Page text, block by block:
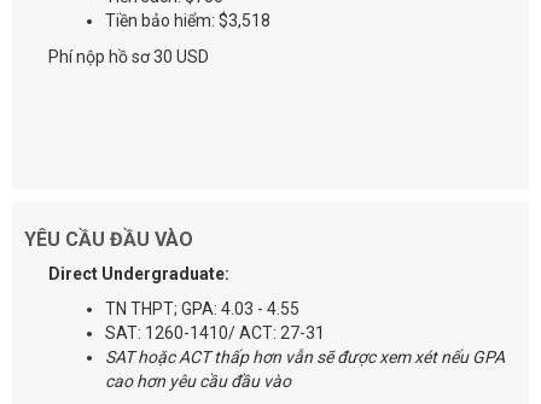
Tiền bảo hiểm: $3,518
Phí nộp hồ sơ 30 USD
YÊU CẦU ĐẦU VÀO
Direct Undergraduate:
TN THPT; GPA: 4.03 - 4.55
SAT: 1260-1410/ ACT: 27-31
SAT hoặc ACT thấp hơn vẫn sẽ được xem xét nếu GPA
cao hơn yêu cầu đầu vào